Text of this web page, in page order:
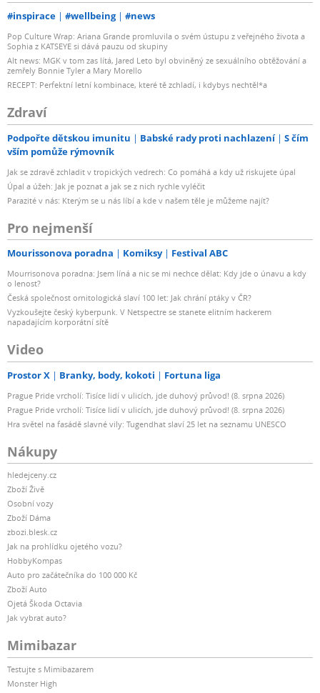
#inspirace #wellbeing #news
Pop Culture Wrap: Ariana Grande promluvila o svém ústupu z veřejného života a
Sophia z KATSEYE si dává pauzu od skupiny
Alt news: MGK v tom zas lítá, Jared Leto byl obviněný ze sexuálního obtěžování a
zemřely Bonnie Tyler a Mary Morello
RECEPT: Perfektní letní kombinace, které tě zchladí, i kdybys nechtěl*a
Zdraví
Podpořte dětskou imunitu Babské rady proti nachlazení
S čím
vším pomůže rýmovník
Jak se zdravě zchladit v tropických vedrech: Co pomáhá a kdy už riskujete úpal
Úpal a úžeh: Jak je poznat a jak se z nich rychle vyléčit
Parazité v nás: Kterým se u nás líbí a kde v našem těle je můžeme najít?
Pro nejmenší
Mourissonova poradna Komiksy Festival ABC
Mourrisonova poradna: Jsem líná a nic se mi nechce dělat: Kdy jde o únavu a kdy
o lenost?
Česká společnost ornitologická slaví 100 let: Jak chrání ptáky v ČR?
Vyzkoušejte český kyberpunk. V Netspectre se stanete elitním hackerem
napadajícím korporátní sítě
Video
Prostor X Branky, body, kokoti Fortuna liga
Prague Pride vrcholí: Tisíce lidí v ulicích, jde duhový průvod! (8. srpna 2026)
Prague Pride vrcholí: Tisíce lidí v ulicích, jde duhový průvod! (8. srpna 2026)
Hra světel na fasádě slavné vily: Tugendhat slaví 25 let na seznamu UNESCO
Nákupy
hledejceny.cz
Zboží Živě
Osobní vozy
Zboží Dáma
zbozi.blesk.cz
Jak na prohlídku ojetého vozu?
HobbyKompas
Auto pro začátečníka do 100 000 Kč
Zboží Auto
Ojetá Škoda Octavia
Jak vybrat auto?
Mimibazar
Testujte s Mimibazarem
Monster High